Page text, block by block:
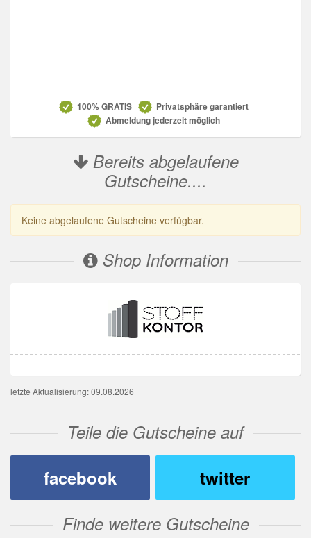
100% GRATIS
Privatsphäre garantiert
Abmeldung jederzeit möglich
Bereits abgelaufene
Gutscheine....
Keine abgelaufene Gutscheine verfügbar.
Shop Information
letzte Aktualisierung: 09.08.2026
Teile die Gutscheine auf
facebook
twitter
Finde weitere Gutscheine